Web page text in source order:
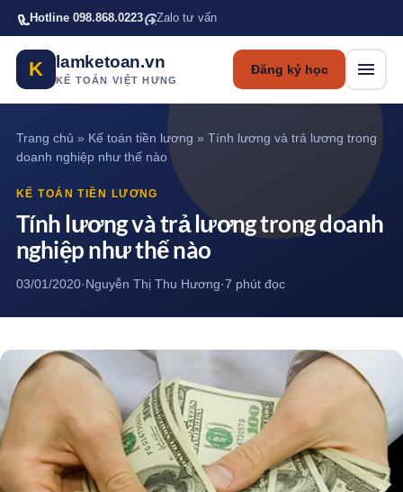
Bỏ qua tới nội dung chính
Hotline 098.868.0223 Zalo tư vấn
K lamketoan.vn
KẾ TOÁN VIỆT HƯNG
Đăng ký học
Trang chủ » Kế toán tiền lương » Tính lương và trả lương trong
doanh nghiệp như thế nào
KẾ TOÁN TIỀN LƯƠNG
Tính lương và trả lương trong doanh
nghiệp như thế nào
03/01/2020·Nguyễn Thị Thu Hương·7 phút đọc